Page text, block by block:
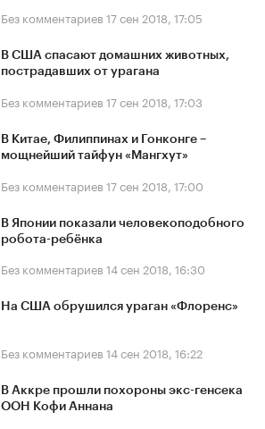
Без комментариев 17 сен 2018, 17:05
В США спасают домашних животных,
пострадавших от урагана
Без комментариев 17 сен 2018, 17:03
В Китае, Филиппинах и Гонконге –
мощнейший тайфун «Мангхут»
Без комментариев 17 сен 2018, 17:00
В Японии показали человекоподобного
робота-ребёнка
Без комментариев 14 сен 2018, 16:30
На США обрушился ураган «Флоренс»
Без комментариев 14 сен 2018, 16:22
В Аккре прошли похороны экс-генсека
ООН Кофи Аннана